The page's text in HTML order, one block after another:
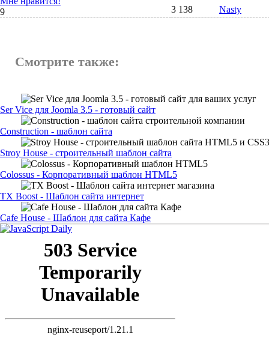
9
3 138 Nasty
Смотрите также:
Ser Vice для Joomla 3.5 - готовый сайт
Construction - шаблон сайта
Stroy House - строительный шаблон сайта
Colossus - Корпоративный шаблон HTML5
TX Boost - Шаблон сайта интернет
Cafe House - Шаблон для сайта Кафе